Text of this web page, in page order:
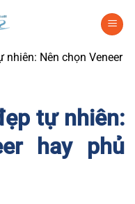
Nên chọn Veneer
tự nhiên:
hay phủ